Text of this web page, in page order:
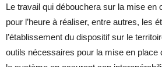
Le travail qui débouchera sur la mise
pour l’heure à réaliser, entre autres, les
l’établissement du dispositif sur le
outils nécessaires pour la mise en place